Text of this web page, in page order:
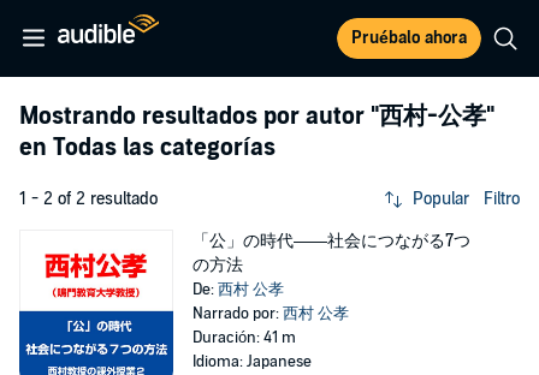
Pruébalo ahora
Mostrando resultados por autor "西村-公孝"
en Todas las categorías
1 - 2 of 2 resultado Popular Filtro
「公」の時代――社会につながる7つ
の方法
De:西村 公孝
Narrado por:西村 公孝
Duración: 41 m
Idioma: Japanese